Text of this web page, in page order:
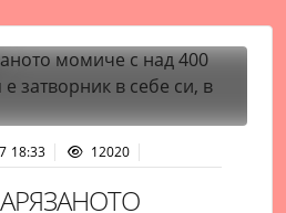
18:33 12020